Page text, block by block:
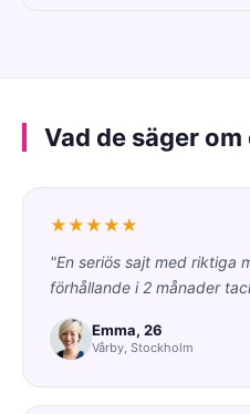
Vad de säger om
★★★★★
"En seriös sajt med riktiga
förhållande i 2 månader
Emma, 26
Vårby, Stockholm